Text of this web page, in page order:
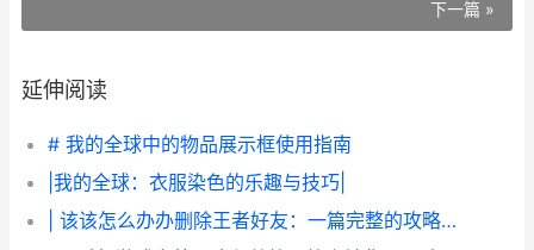
下一篇 »
延伸阅读
# 我的全球中的物品展示框使用指南
|我的全球：衣服染色的乐趣与技巧|
| 该该怎么办办删除王者好友：一篇完整的攻略指南